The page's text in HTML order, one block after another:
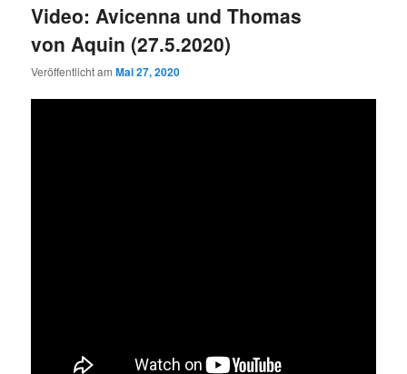
Video: Avicenna und Thomas
von Aquin (27.5.2020)
Veröffentlicht amMai 27, 2020